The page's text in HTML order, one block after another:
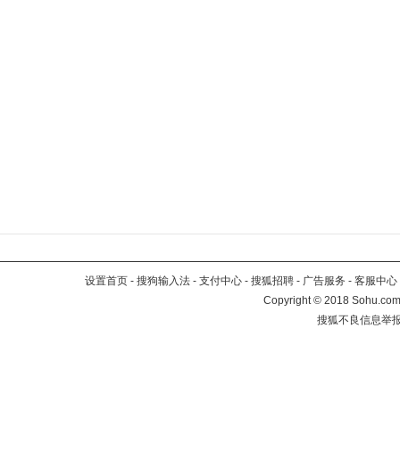
设置首页 - 搜狗输入法 - 支付中心 - 搜狐招聘 - 广告服务 - 客服中心
Copyright©2018
搜狐不良信息举